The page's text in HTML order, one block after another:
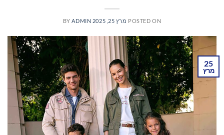
POSTED ON מרץ 25, 2025 BY ADMIN
25
מרץ